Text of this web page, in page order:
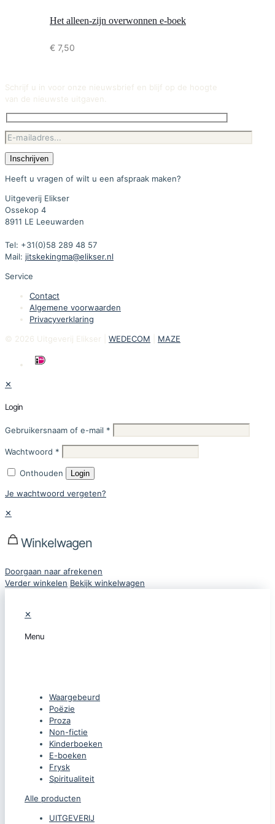
Het alleen-zijn overwonnen e-boek
€ 7,50
Schrijf u in voor onze nieuwsbrief en blijf op de hoogte
van de nieuwste uitgaven.
Heeft u vragen of wilt u een afspraak maken?
Uitgeverij Elikser
Ossekop 4
8911 LE Leeuwarden
Tel: +31(0)58 289 48 57
Mail: jitskekingma@elikser.nl
Service
Contact
Algemene voorwaarden
Privacyverklaring
© 2026 Uitgeverij Elikser | WEDECOM MAZE
✕
Login
Gebruikersnaam of e-mail *
Wachtwoord *
Onthouden Login
Je wachtwoord vergeten?
✕
Winkelwagen
Doorgaan naar afrekenen
Verder winkelen Bekijk winkelwagen
✕
Menu
Waargebeurd
Poëzie
Proza
Non-fictie
Kinderboeken
E-boeken
Frysk
Spiritualiteit
Alle producten
UITGEVERIJ